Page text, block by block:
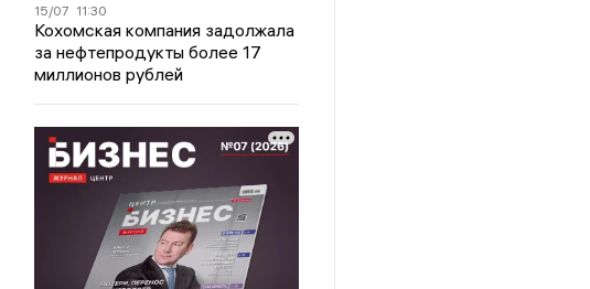
15/07 11:30
Кохомская компания задолжала
за нефтепродукты более 17
миллионов рублей